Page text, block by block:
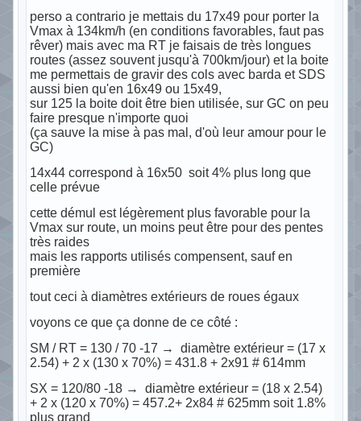
perso a contrario je mettais du 17x49 pour porter la
Vmax à 134km/h (en conditions favorables, faut pas
rêver) mais avec ma RT je faisais de très longues
routes (assez souvent jusqu'à 700km/jour) et la boite
me permettais de gravir des cols avec barda et SDS
aussi bien qu'en 16x49 ou 15x49,
sur 125 la boite doit être bien utilisée, sur GC on peu
faire presque n'importe quoi
(ça sauve la mise à pas mal, d'où leur amour pour le
GC)
14x44 correspond à 16x50 soit 4% plus long que
celle prévue
cette démul est légèrement plus favorable pour la
Vmax sur route, un moins peut être pour des pentes
très raides
mais les rapports utilisés compensent, sauf en
première
tout ceci à diamètres extérieurs de roues égaux
voyons ce que ça donne de ce côté :
SM / RT = 130 / 70 -17 → diamètre extérieur = (17 x
2.54) + 2 x (130 x 70%) = 431.8 + 2x91 # 614mm
SX = 120/80 -18 → diamètre extérieur = (18 x 2.54)
+ 2 x (120 x 70%) = 457.2+ 2x84 # 625mm soit 1.8%
plus grand